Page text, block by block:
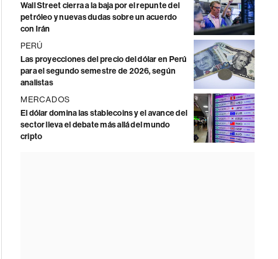
Wall Street cierra a la baja por el repunte del
petróleo y nuevas dudas sobre un acuerdo
con Irán
PERÚ
Las proyecciones del precio del dólar en Perú
para el segundo semestre de 2026, según
analistas
MERCADOS
El dólar domina las stablecoins y el avance del
sector lleva el debate más allá del mundo
cripto